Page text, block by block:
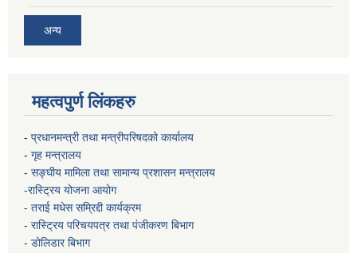
अन्य
महत्वपुर्ण लिंकहरु
- प्रधानमन्त्री तथा मन्त्रीपरिषदको कार्यालय
- गृह मन्त्रालय
- सङ्घीय मामिला तथा सामान्य प्रशासन मन्त्रालय
-रास्ट्रिय योजना आयोग
- तराई मधेस सम्रिद्दी कार्यक्रम
- रास्ट्रिय परिचयपत्र तथा पंजीकरण बिभाग
- डोलिडार बिभाग